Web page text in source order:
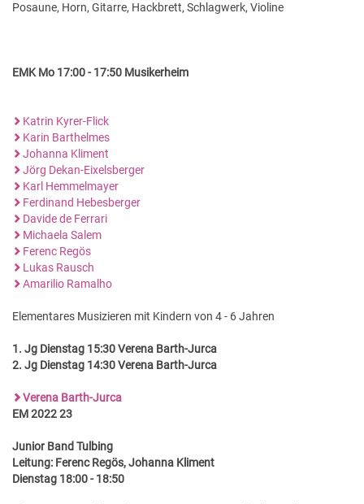
Posaune, Horn, Gitarre, Hackbrett, Schlagwerk, Violine
EMK Mo 17:00 - 17:50 Musikerheim
Katrin Kyrer-Flick
Karin Barthelmes
Johanna Kliment
Jörg Dekan-Eixelsberger
Karl Hemmelmayer
Ferdinand Hebesberger
Davide de Ferrari
Michaela Salem
Ferenc Regös
Lukas Rausch
Amarilio Ramalho
Elementares Musizieren mit Kindern von 4 - 6 Jahren
1. Jg Dienstag 15:30 Verena Barth-Jurca
2. Jg Dienstag 14:30 Verena Barth-Jurca
Verena Barth-Jurca
EM 2022 23
Junior Band Tulbing
Leitung: Ferenc Regös, Johanna Kliment
Dienstag 18:00 - 18:50